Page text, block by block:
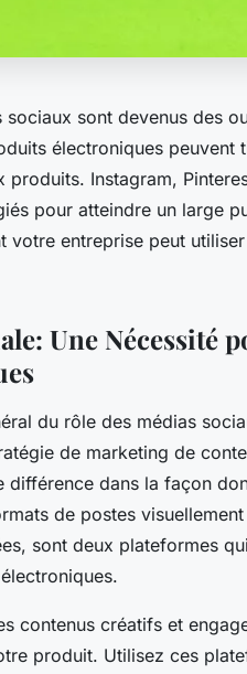
sociaux sont devenus des
électroniques peuvent
Instagram,
pour atteindre un large
votre entreprise peut
Une Nécessité
du rôle des médias
de marketing de
différence dans la façon
de postes
sont deux plateformes
contenus créatifs et
produit. Utilisez ces